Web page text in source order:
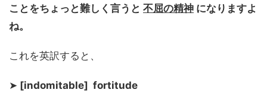
ことをちょっと難しく言うと 不屈の精神 になりますよ
ね。
これを英訳すると、
➤ [indomitable] fortitude